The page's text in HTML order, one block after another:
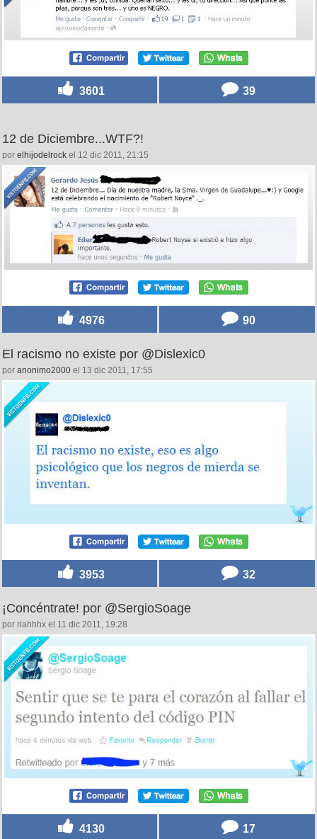
3601 39
12 de Diciembre...WTF?!
por elhijodelrock el 12 dic 2011, 21:15
4976 90
El racismo no existe por @Dislexic0
por anonimo2000 el 13 dic 2011, 17:55
3953 32
¡Concéntrate! por @SergioSoage
por riahhhx el 11 dic 2011, 19:28
4130 17